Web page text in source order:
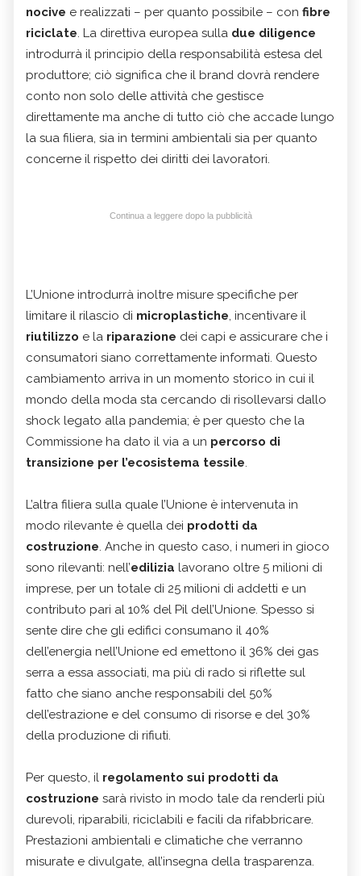
nocive e realizzati – per quanto possibile – con fibre
riciclate. La direttiva europea sulla due diligence
introdurrà il principio della responsabilità estesa del
produttore; ciò significa che il brand dovrà rendere
conto non solo delle attività che gestisce
direttamente ma anche di tutto ciò che accade lungo
la sua filiera, sia in termini ambientali sia per quanto
concerne il rispetto dei diritti dei lavoratori.
Continua a leggere dopo la pubblicità
L’Unione introdurrà inoltre misure specifiche per
limitare il rilascio di microplastiche, incentivare il
riutilizzo e la riparazione dei capi e assicurare che i
consumatori siano correttamente informati. Questo
cambiamento arriva in un momento storico in cui il
mondo della moda sta cercando di risollevarsi dallo
shock legato alla pandemia; è per questo che la
Commissione ha dato il via a un percorso di
transizione per l’ecosistema tessile.
L’altra filiera sulla quale l’Unione è intervenuta in
modo rilevante è quella dei prodotti da
costruzione. Anche in questo caso, i numeri in gioco
sono rilevanti: nell’edilizia lavorano oltre 5 milioni di
imprese, per un totale di 25 milioni di addetti e un
contributo pari al 10% del Pil dell’Unione. Spesso si
sente dire che gli edifici consumano il 40%
dell’energia nell’Unione ed emettono il 36% dei gas
serra a essa associati, ma più di rado si riflette sul
fatto che siano anche responsabili del 50%
dell’estrazione e del consumo di risorse e del 30%
della produzione di rifiuti.
Per questo, il regolamento sui prodotti da
costruzione sarà rivisto in modo tale da renderli più
durevoli, riparabili, riciclabili e facili da rifabbricare.
Prestazioni ambientali e climatiche che verranno
misurate e divulgate, all’insegna della trasparenza.